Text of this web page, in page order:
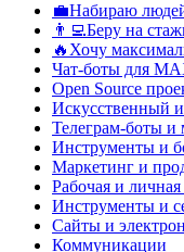
💼Набираю
👨‍💻Беру на
🔥Хочу
Чат-боты для
Open Source
Искусственный
Телеграм-боты
Инструменты и
Маркетинг и
Рабочая и
Инструменты и
Сайты и
Коммуникации